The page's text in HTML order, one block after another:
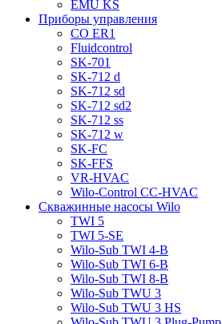
EMU KS
Приборы управления
CO ER1
Fluidcontrol
SK-701
SK-712 d
SK-712 sd
SK-712 sd2
SK-712 ss
SK-712 w
SK-FC
SK-FFS
VR-HVAC
Wilo-Control CC-HVAC
Скважинные насосы Wilo
TWI 5
TWI 5-SE
Wilo-Sub TWI 4-B
Wilo-Sub TWI 6-B
Wilo-Sub TWI 8-B
Wilo-Sub TWU 3
Wilo-Sub TWU 3 HS